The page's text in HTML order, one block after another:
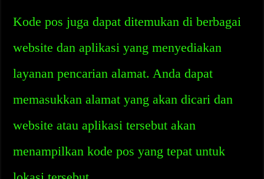
Kode pos juga dapat ditemukan di berbagai
website dan aplikasi yang menyediakan
layanan pencarian alamat. Anda dapat
memasukkan alamat yang akan dicari dan
website atau aplikasi tersebut akan
menampilkan kode pos yang tepat untuk